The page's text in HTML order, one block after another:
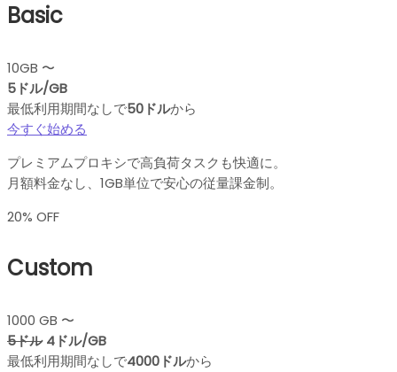
Basic
10GB 〜
5ドル/GB
最低利用期間なしで50ドルから
今すぐ始める
プレミアムプロキシで高負荷タスクも快適に。
月額料金なし、1GB単位で安心の従量課金制。
20% OFF
Custom
1000 GB 〜
5ドル4ドル/GB
最低利用期間なしで4000ドルから